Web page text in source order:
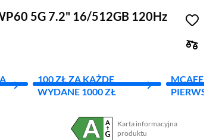
5G 7.2" 16/512GB 120Hz
100 ZŁ ZA KAŻDE
WYDANE 1000 ZŁ
MCAFEE
Karta informacyjna
produktu
Plik w formacie pdf
(otworzy się w nowym oknie)